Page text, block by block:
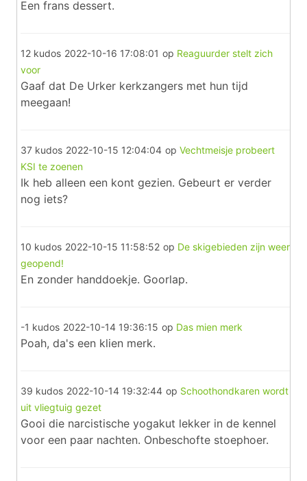
Een frans dessert.
12 kudos 2022-10-16 17:08:01 op Reaguurder stelt zich
voor
Gaaf dat De Urker kerkzangers met hun tijd
meegaan!
37 kudos 2022-10-15 12:04:04 op Vechtmeisje probeert
KSI te zoenen
Ik heb alleen een kont gezien. Gebeurt er verder
nog iets?
10 kudos 2022-10-15 11:58:52 op De skigebieden zijn weer
geopend!
En zonder handdoekje. Goorlap.
-1 kudos 2022-10-14 19:36:15 op Das mien merk
Poah, da's een klien merk.
39 kudos 2022-10-14 19:32:44 op Schoothondkaren wordt
uit vliegtuig gezet
Gooi die narcistische yogakut lekker in de kennel
voor een paar nachten. Onbeschofte stoephoer.